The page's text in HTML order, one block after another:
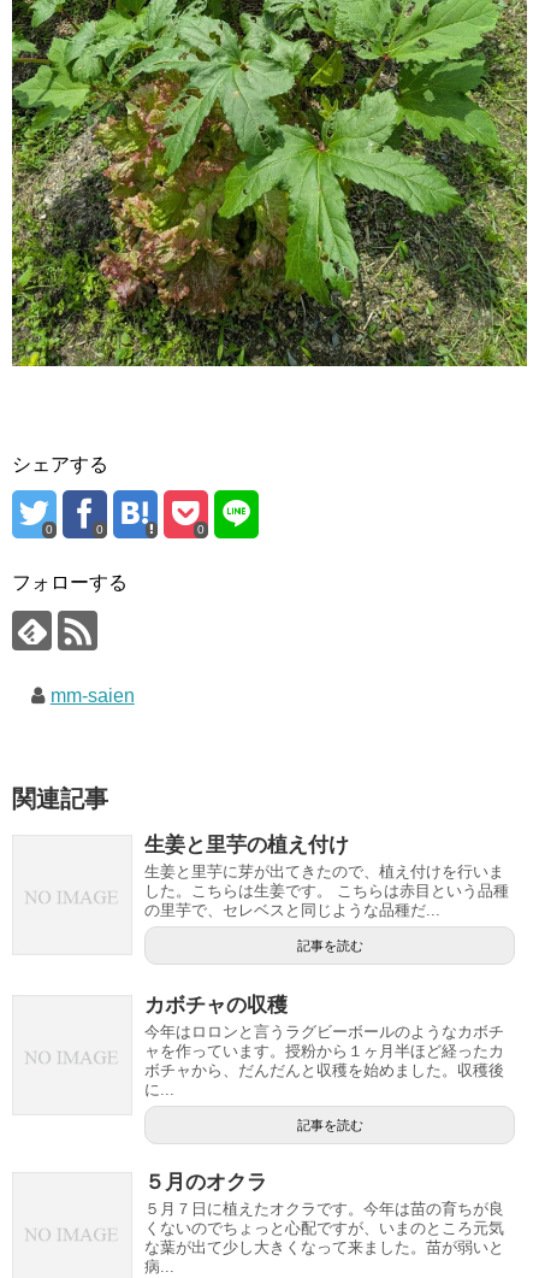
シェアする
0 0 0
フォローする
mm-saien
関連記事
生姜と里芋の植え付け
生姜と里芋に芽が出てきたので、植え付けを行いま
した。こちらは生姜です。 こちらは赤目という品種
の里芋で、セレベスと同じような品種だ...
記事を読む
カボチャの収穫
今年はロロンと言うラグビーボールのようなカボチ
ャを作っています。授粉から１ヶ月半ほど経ったカ
ボチャから、だんだんと収穫を始めました。収穫後
に...
記事を読む
５月のオクラ
５月７日に植えたオクラです。今年は苗の育ちが良
くないのでちょっと心配ですが、いまのところ元気
な葉が出て少し大きくなって来ました。苗が弱いと
病...